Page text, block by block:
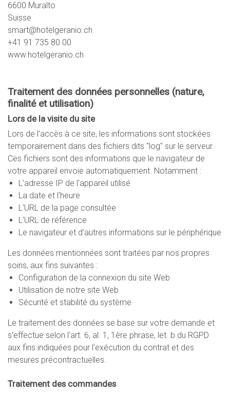
6600 Muralto
Suisse
smart@hotelgeranio.ch
+41 91 735 80 00
www.hotelgeranio.ch
Traitement des données personnelles (nature,
finalité et utilisation)
Lors de la visite du site
Lors de l'accès à ce site, les informations sont stockées
temporairement dans des fichiers dits "log" sur le serveur.
Ces fichiers sont des informations que le navigateur de
votre appareil envoie automatiquement. Notamment :
L'adresse IP de l'appareil utilisé
La date et l'heure
L'URL de la page consultée
L'URL de référence
Le navigateur et d'autres informations sur le périphérique
Les données mentionnées sont traitées par nos propres
soins, aux fins suivantes :
Configuration de la connexion du site Web
Utilisation de notre site Web
Sécurité et stabilité du système
Le traitement des données se base sur votre demande et
s'effectue selon l'art. 6, al. 1, 1ère phrase, let. b du RGPD
aux fins indiquées pour l'exécution du contrat et des
mesures précontractuelles.
Traitement des commandes